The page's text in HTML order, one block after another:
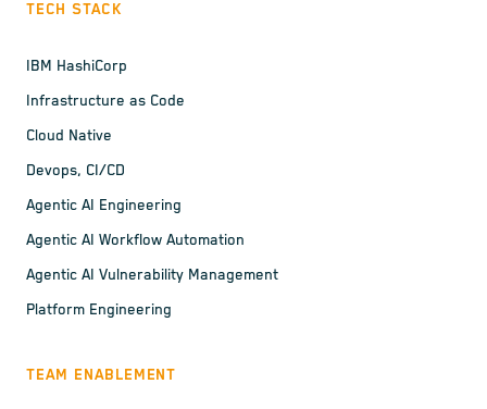
TECH STACK
IBM HashiCorp
Infrastructure as Code
Cloud Native
Devops, CI/CD
Agentic AI Engineering
Agentic AI Workflow Automation
Agentic AI Vulnerability Management
Platform Engineering
TEAM ENABLEMENT